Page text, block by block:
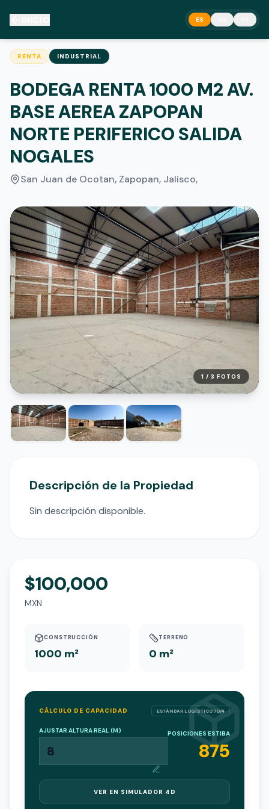
ES
RENTA INDUSTRIAL
BODEGA RENTA 1000 M2 AV.
BASE AEREA ZAPOPAN
NORTE PERIFERICO SALIDA
NOGALES
San Juan de Ocotan, Zapopan, Jalisco,
1 / 3 FOTOS
Descripción de la Propiedad
Sin descripción disponible.
$100,000
MXN
CONSTRUCCIÓN
1000 m²
TERRENO
0 m²
CÁLCULO DE CAPACIDAD ESTÁNDAR LOGÍSTICO 70/4
AJUSTAR ALTURA REAL (M) POSICIONES ESTIBA
875
VER EN SIMULADOR 4D